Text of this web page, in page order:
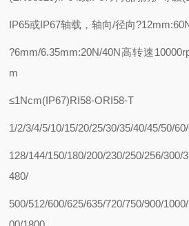
IP65或IP67轴载，轴向/径向
?6mm/6.35mm:20N/40N高转速
m
≤1Ncm(IP67)RI58-ORI58-T
1/2/3/4/5/10/15/20/25/30/35/40/45/50/
128/144/150/180/200/230/250/256/300/
480/
500/512/600/625/635/720/750/900/